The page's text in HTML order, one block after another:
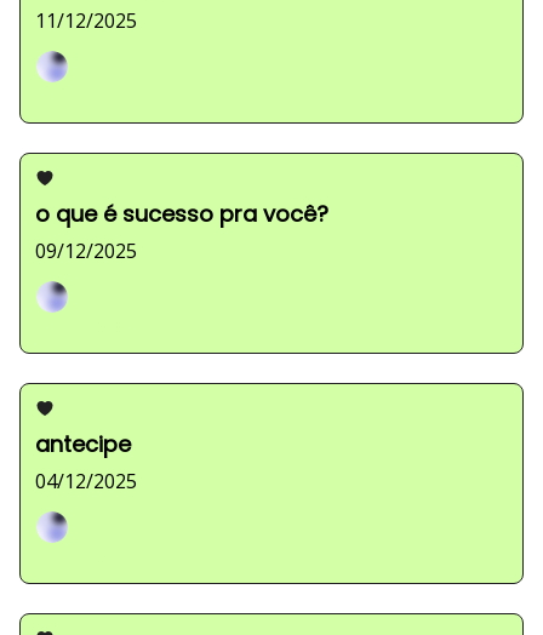
11/12/2025
o que é sucesso pra você?
09/12/2025
antecipe
04/12/2025